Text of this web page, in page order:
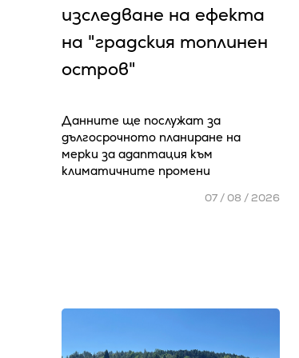
изследване на ефекта
на "градския топлинен
остров"
Данните ще послужат за
дългосрочното планиране на
мерки за адаптация към
климатичните промени
07 / 08 / 2026